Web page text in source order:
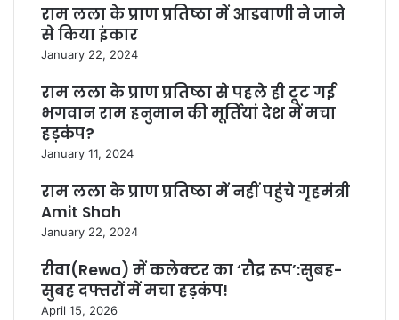
राम लला के प्राण प्रतिष्ठा में आडवाणी ने जाने
से किया इंकार
January 22, 2024
राम लला के प्राण प्रतिष्ठा से पहले ही टूट गई
भगवान राम हनुमान की मूर्तियां देश में मचा
हड़कंप?
January 11, 2024
राम लला के प्राण प्रतिष्ठा में नहीं पहुंचे गृहमंत्री
Amit Shah
January 22, 2024
रीवा(Rewa) में कलेक्टर का ‘रौद्र रूप’:सुबह-
सुबह दफ्तरों में मचा हड़कंप!
April 15, 2026